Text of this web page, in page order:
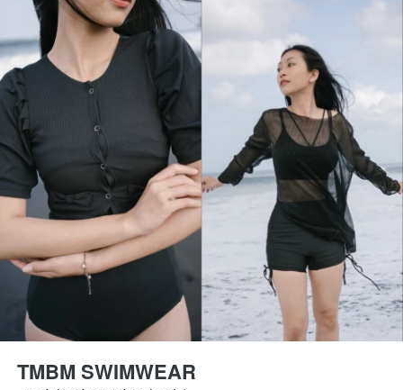
TMBM SWIMWEAR